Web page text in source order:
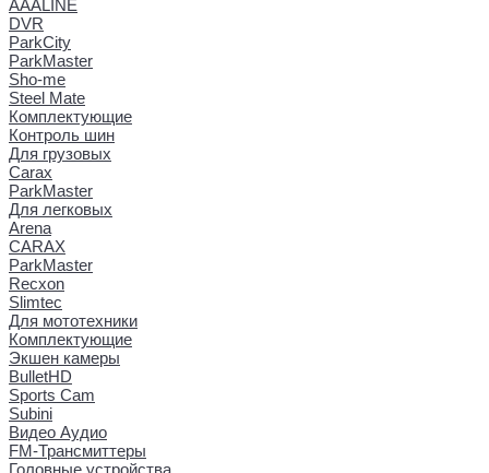
AAALINE
DVR
ParkCity
ParkMaster
Sho-me
Steel Mate
Комплектующие
Контроль шин
Для грузовых
Carax
ParkMaster
Для легковых
Arena
CARAX
ParkMaster
Recxon
Slimtec
Для мототехники
Комплектующие
Экшен камеры
BulletHD
Sports Cam
Subini
Видео Аудио
FM-Трансмиттеры
Головные устройства